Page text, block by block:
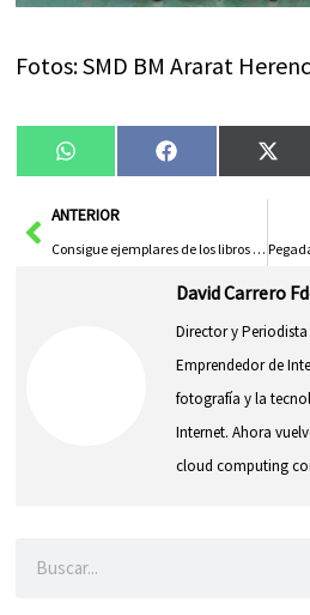
Fotos: SMD BM Ararat
Compartir
en
WhatsAppCompartir
en
Facebook
en
X
AntANTERIOR
Consigue ejemplares de los libros de la historia de Herencia por el Día del Libro
David Carrero
Director y
Emprendedor de
fotografía y la
Internet. Ahora
cloud computing